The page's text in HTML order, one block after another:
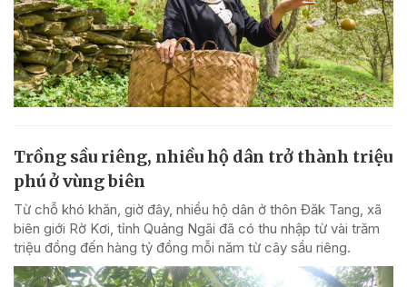
Trồng sầu riêng, nhiều hộ dân trở thành triệu
phú ở vùng biên
Từ chỗ khó khăn, giờ đây, nhiều hộ dân ở thôn Đăk Tang, xã
biên giới Rờ Kơi, tỉnh Quảng Ngãi đã có thu nhập từ vài trăm
triệu đồng đến hàng tỷ đồng mỗi năm từ cây sầu riêng.